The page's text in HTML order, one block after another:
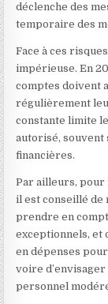
déclenche des
temporaire des
Face à ces
impérieuse. En
comptes doivent
régulièrement
constante limite
autorisé, souvent
financières.
Par ailleurs, pour
il est conseillé de
prendre en
exceptionnels, et
en dépenses
voire
personnel